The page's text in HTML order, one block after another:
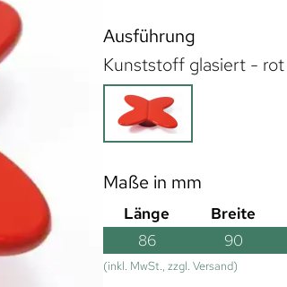
Ausführung
Kunststoff glasiert - rot
Maße in mm
Länge Breite
86
90
(inkl. MwSt., zzgl. Versand)